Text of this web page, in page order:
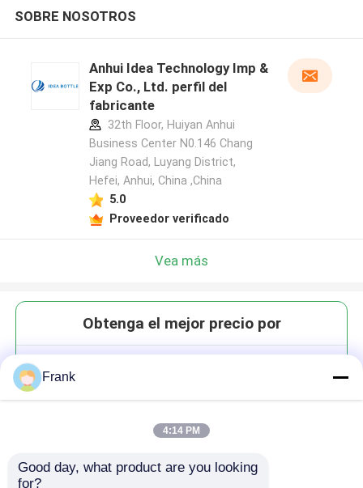
SOBRE NOSOTROS
Anhui Idea Technology Imp &
Exp Co., Ltd. perfil del
fabricante
32th Floor, Huiyan Anhui
Business Center N0.146 Chang
Jiang Road, Luyang District,
Hefei, Anhui, China ,China
5.0
Proveedor verificado
Vea más
Obtenga el mejor precio por
espumoso
Frank
4:14 PM
Good day, what product are you looking
for?